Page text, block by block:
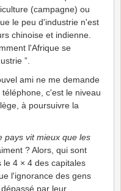
(campagne) ou
le peu d'industrie n'est
chinoise et indienne.
l'Afrique se
”.
ami ne me demande
c'est le niveau
à poursuivre la
pays vit mieux que les
? Alors, qui sont
le 4 × 4 des capitales
l'ignorance des gens
par leur